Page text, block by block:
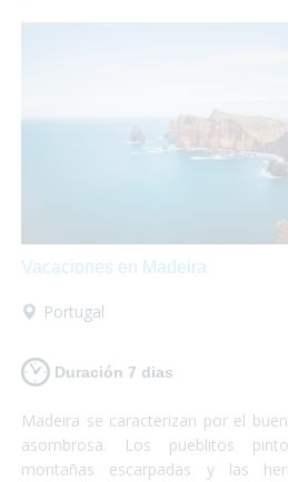
Vacaciones en Madeira
Portugal
Duración 7 dias
Madeira se caracterizan por el
asombrosa. Los pueblitos
montañas escarpadas y las